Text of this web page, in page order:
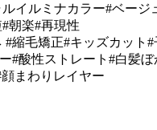
イルミナカラー#ベージ
朝楽#再現性
#縮毛矯正#キッズカット
#酸性ストレート#白髪
まわりレイヤー